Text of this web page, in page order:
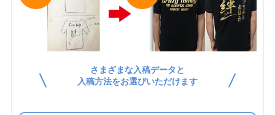
さまざまな入稿データと
入稿方法をお選びいただけます